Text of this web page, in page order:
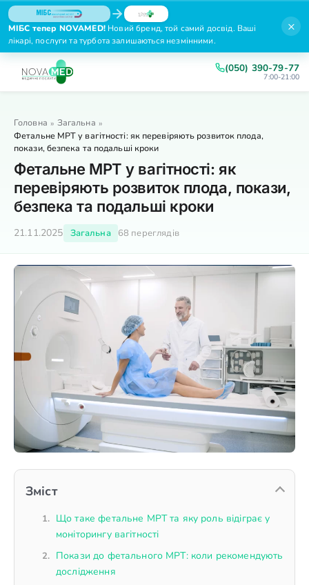
МІБС тепер NOVAMED!Новий бренд, той самий досвід. Ваші
лікарі, послуги та турбота залишаються незмінними.
×
(050) 390-79-77
7:00-21:00
Головна » Загальна »
Фетальне МРТ у вагітності: як перевіряють розвиток плода,
покази, безпека та подальші кроки
Фетальне МРТ у вагітності: як
перевіряють розвиток плода, покази,
безпека та подальші кроки
21.11.2025 Загальна 68 переглядів
Зміст
Що таке фетальне МРТ та яку роль відіграє у
моніторингу вагітності
Покази до фетального МРТ: коли рекомендують
дослідження